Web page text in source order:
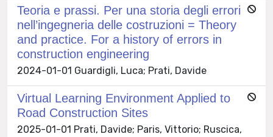
Teoria e prassi. Per una storia degli errori
nell’ingegneria delle costruzioni = Theory
and practice. For a history of errors in
construction engineering
2024-01-01 Guardigli, Luca; Prati, Davide
Virtual Learning Environment Applied to
Road Construction Sites
2025-01-01 Prati, Davide; Paris, Vittorio; Ruscica,